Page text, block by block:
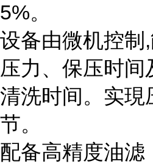
5%。
设备由微机控制
压力、保压时间
清洗时间。实現
节。
配备高精度油滤